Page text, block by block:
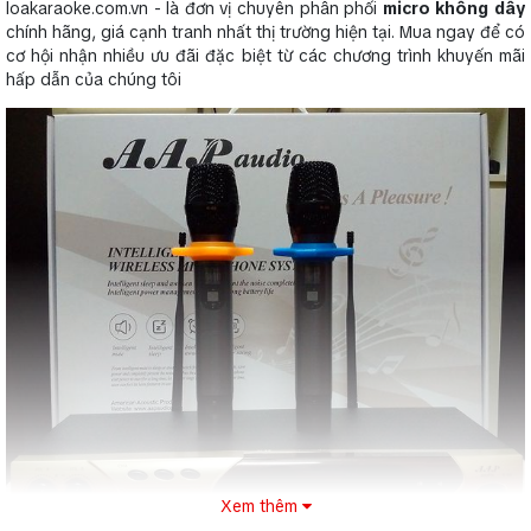
loakaraoke.com.vn - là đơn vị chuyên phân phối micro không dây
chính hãng, giá cạnh tranh nhất thị trường hiện tại. Mua ngay để có
cơ hội nhận nhiều ưu đãi đặc biệt từ các chương trình khuyến mãi
hấp dẫn của chúng tôi
Xem thêm